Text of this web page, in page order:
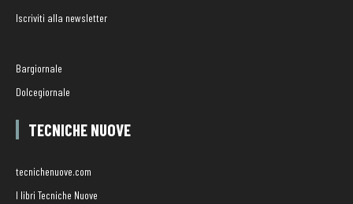
Iscriviti alla newsletter
Bargiornale
Dolcegiornale
TECNICHE NUOVE
tecnichenuove.com
I libri Tecniche Nuove